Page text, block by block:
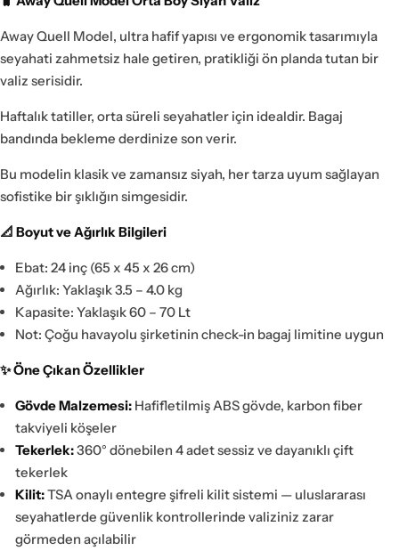
Away Quell Model, ultra hafif yapısı ve ergonomik tasarımıyla
seyahati zahmetsiz hale getiren, pratikliği ön planda tutan bir
valiz serisidir.
Haftalık tatiller, orta süreli seyahatler için idealdir. Bagaj
bandında bekleme derdinize son verir.
Bu modelin klasik ve zamansız siyah, her tarza uyum sağlayan
sofistike bir şıklığın simgesidir.
📐 Boyut ve Ağırlık Bilgileri
Ebat: 24 inç (65 x 45 x 26 cm)
Ağırlık: Yaklaşık 3.5 – 4.0 kg
Kapasite: Yaklaşık 60 – 70 Lt
Not: Çoğu havayolu şirketinin check-in bagaj limitine uygun
✨ Öne Çıkan Özellikler
Gövde Malzemesi: Hafifletilmiş ABS gövde, karbon fiber
takviyeli köşeler
Tekerlek:360° dönebilen 4 adet sessiz ve dayanıklı çift
tekerlek
Kilit:TSA onaylı entegre şifreli kilit sistemi — uluslararası
seyahatlerde güvenlik kontrollerinde valiziniz zarar
görmeden açılabilir